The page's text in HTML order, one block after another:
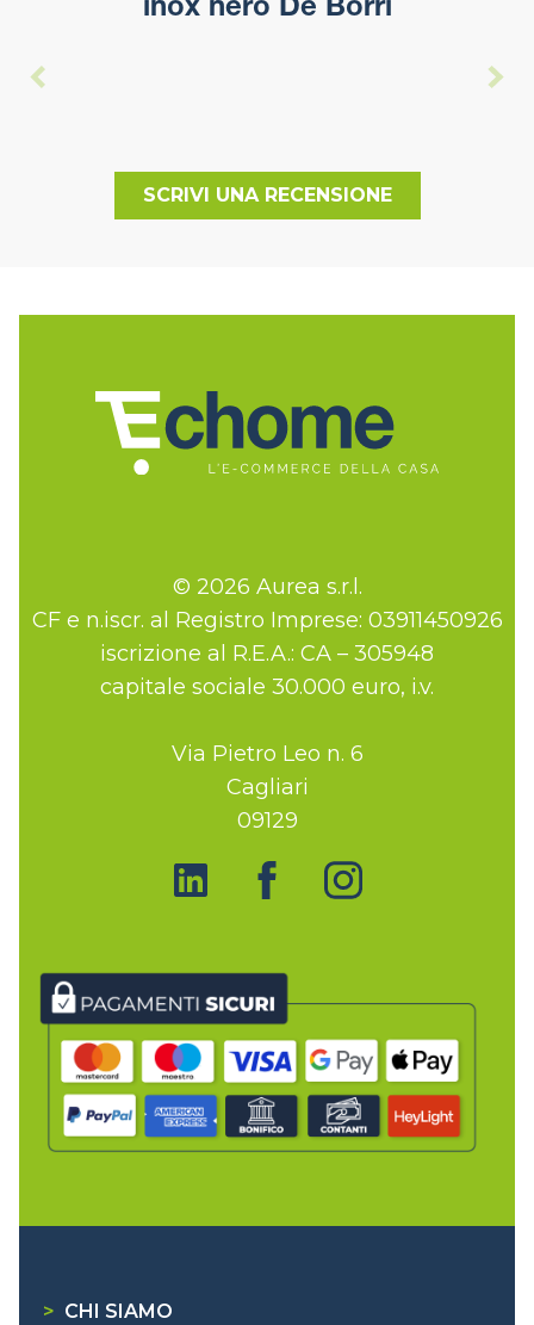
inox nero De Borri
SCRIVI UNA RECENSIONE
© 2026 Aurea s.r.l.
CF e n.iscr. al Registro Imprese: 03911450926
iscrizione al R.E.A.: CA – 305948
capitale sociale 30.000 euro, i.v.
Via Pietro Leo n. 6
Cagliari
09129
> CHI SIAMO